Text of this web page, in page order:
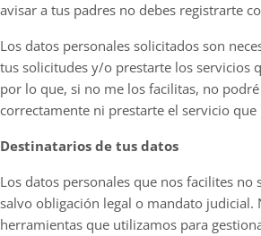
avisar a tus padres no debes registrarte
Los datos personales solicitados son
tus solicitudes y/o prestarte los servicios
por lo que, si no me los facilitas, no
correctamente ni prestarte el servicio que
Destinatarios de tus datos
Los datos personales que nos facilites no
salvo obligación legal o mandato judicial.
herramientas que utilizamos para